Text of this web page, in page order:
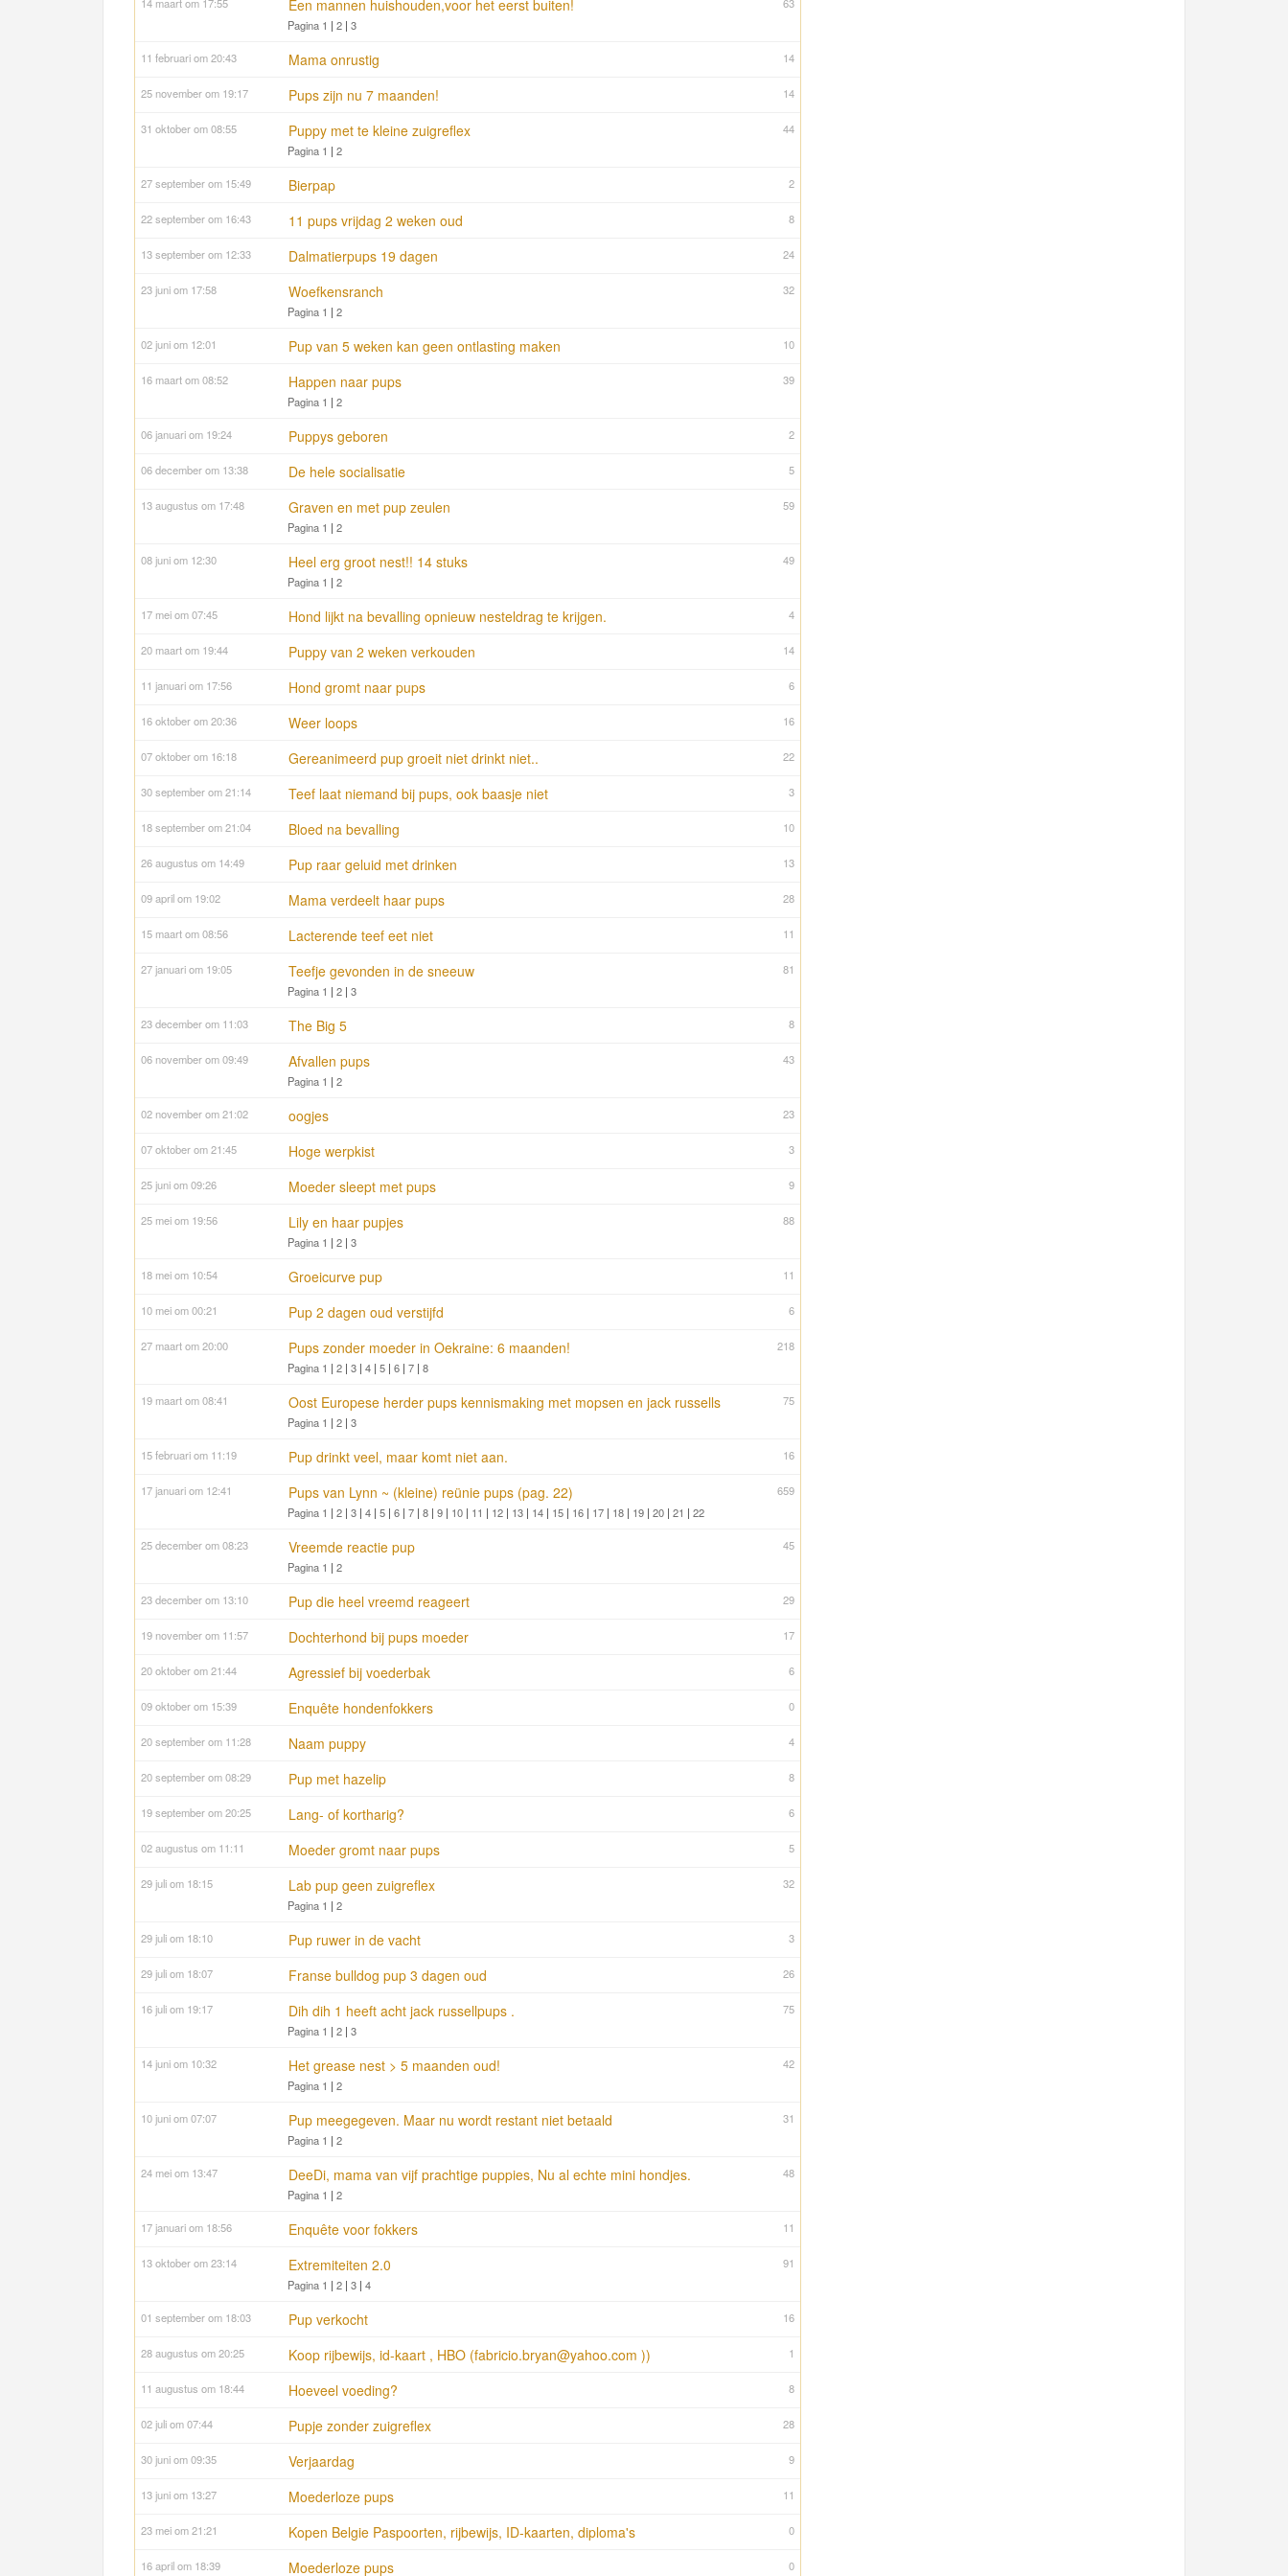
63
14 maart om 17:55 Een mannen huishouden,voor het eerst buiten!
Pagina 1 | 2 | 3
14
11 februari om 20:43 Mama onrustig
14
25 november om 19:17 Pups zijn nu 7 maanden!
44
31 oktober om 08:55 Puppy met te kleine zuigreflex
Pagina 1 | 2
2
27 september om 15:49 Bierpap
8
22 september om 16:43 11 pups vrijdag 2 weken oud
24
13 september om 12:33 Dalmatierpups 19 dagen
32
23 juni om 17:58 Woefkensranch
Pagina 1 | 2
10
02 juni om 12:01 Pup van 5 weken kan geen ontlasting maken
39
16 maart om 08:52 Happen naar pups
Pagina 1 | 2
2
06 januari om 19:24 Puppys geboren
5
06 december om 13:38 De hele socialisatie
59
13 augustus om 17:48 Graven en met pup zeulen
Pagina 1 | 2
49
08 juni om 12:30 Heel erg groot nest!! 14 stuks
Pagina 1 | 2
4
17 mei om 07:45 Hond lijkt na bevalling opnieuw nesteldrag te krijgen.
14
20 maart om 19:44 Puppy van 2 weken verkouden
6
11 januari om 17:56 Hond gromt naar pups
16
16 oktober om 20:36 Weer loops
22
07 oktober om 16:18 Gereanimeerd pup groeit niet drinkt niet..
3
30 september om 21:14 Teef laat niemand bij pups, ook baasje niet
10
18 september om 21:04 Bloed na bevalling
13
26 augustus om 14:49 Pup raar geluid met drinken
28
09 april om 19:02 Mama verdeelt haar pups
11
15 maart om 08:56 Lacterende teef eet niet
81
27 januari om 19:05 Teefje gevonden in de sneeuw
Pagina 1 | 2 | 3
8
23 december om 11:03 The Big 5
43
06 november om 09:49 Afvallen pups
Pagina 1 | 2
23
02 november om 21:02 oogjes
3
07 oktober om 21:45 Hoge werpkist
9
25 juni om 09:26 Moeder sleept met pups
88
25 mei om 19:56 Lily en haar pupjes
Pagina 1 | 2 | 3
11
18 mei om 10:54 Groeicurve pup
6
10 mei om 00:21 Pup 2 dagen oud verstijfd
218
27 maart om 20:00 Pups zonder moeder in Oekraine: 6 maanden!
Pagina 1 | 2 | 3 | 4 | 5 | 6 | 7 | 8
75
19 maart om 08:41 Oost Europese herder pups kennismaking met mopsen en jack russells
Pagina 1 | 2 | 3
16
15 februari om 11:19 Pup drinkt veel, maar komt niet aan.
659
17 januari om 12:41 Pups van Lynn ~ (kleine) reünie pups (pag. 22)
Pagina 1 | 2 | 3 | 4 | 5 | 6 | 7 | 8 | 9 | 10 | 11 | 12 | 13 | 14 | 15 | 16 | 17 | 18 | 19 | 20 | 21 | 22
45
25 december om 08:23 Vreemde reactie pup
Pagina 1 | 2
29
23 december om 13:10 Pup die heel vreemd reageert
17
19 november om 11:57 Dochterhond bij pups moeder
6
20 oktober om 21:44 Agressief bij voederbak
0
09 oktober om 15:39 Enquête hondenfokkers
4
20 september om 11:28 Naam puppy
8
20 september om 08:29 Pup met hazelip
6
19 september om 20:25 Lang- of kortharig?
5
02 augustus om 11:11 Moeder gromt naar pups
32
29 juli om 18:15 Lab pup geen zuigreflex
Pagina 1 | 2
3
29 juli om 18:10 Pup ruwer in de vacht
26
29 juli om 18:07 Franse bulldog pup 3 dagen oud
75
16 juli om 19:17 Dih dih 1 heeft acht jack russellpups .
Pagina 1 | 2 | 3
42
14 juni om 10:32 Het grease nest > 5 maanden oud!
Pagina 1 | 2
31
10 juni om 07:07 Pup meegegeven. Maar nu wordt restant niet betaald
Pagina 1 | 2
48
24 mei om 13:47 DeeDi, mama van vijf prachtige puppies, Nu al echte mini hondjes.
Pagina 1 | 2
11
17 januari om 18:56 Enquête voor fokkers
91
13 oktober om 23:14 Extremiteiten 2.0
Pagina 1 | 2 | 3 | 4
16
01 september om 18:03 Pup verkocht
1
28 augustus om 20:25 Koop rijbewijs, id-kaart , HBO (fabricio.bryan@yahoo.com ))
8
11 augustus om 18:44 Hoeveel voeding?
28
02 juli om 07:44 Pupje zonder zuigreflex
9
30 juni om 09:35 Verjaardag
11
13 juni om 13:27 Moederloze pups
0
23 mei om 21:21 Kopen Belgie Paspoorten, rijbewijs, ID-kaarten, diploma's
0
16 april om 18:39 Moederloze pups